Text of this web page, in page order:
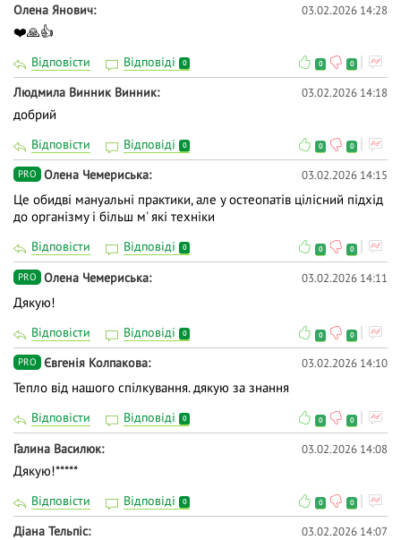
Олена Янович 03.02.2026 14:28
❤️🙏👍
Відповісти Відповіді 0 0 0
Людмила Винник Винник 03.02.2026 14:18
добрий
Відповісти Відповіді 0 0 0
PRO Олена Чемериська 03.02.2026 14:15
Це обидві мануальні практики, але у остеопатів цілісний підхід
до організму і більш м' які техніки
Відповісти Відповіді 0 0 0
PRO Олена Чемериська 03.02.2026 14:11
Дякую!
Відповісти Відповіді 0 0 0
PRO Євгенія Колпакова 03.02.2026 14:10
Тепло від нашого спілкування. дякую за знання
Відповісти Відповіді 0 0 0
Галина Василюк 03.02.2026 14:08
Дякую!*****
Відповісти Відповіді 0 0 0
Діана Тельпіс 03.02.2026 14:07